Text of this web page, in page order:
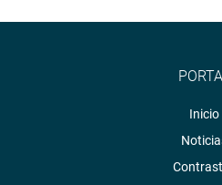
Inicio